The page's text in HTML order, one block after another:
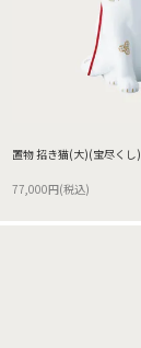
置物 招き猫(大)(宝尽くし)
77,000円(税込)